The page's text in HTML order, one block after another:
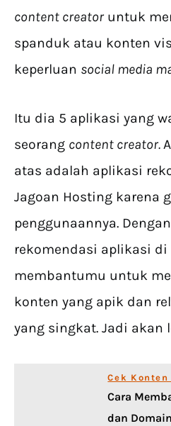
content creator untuk
spanduk atau konten
keperluan social media
Itu dia 5 aplikasi yang
seorang content creator.
atas adalah aplikasi
Jagoan Hosting karena
penggunaannya.
rekomendasi aplikasi di
membantumu untuk
konten yang apik dan
yang singkat. Jadi akan
Cek
Cara
dan